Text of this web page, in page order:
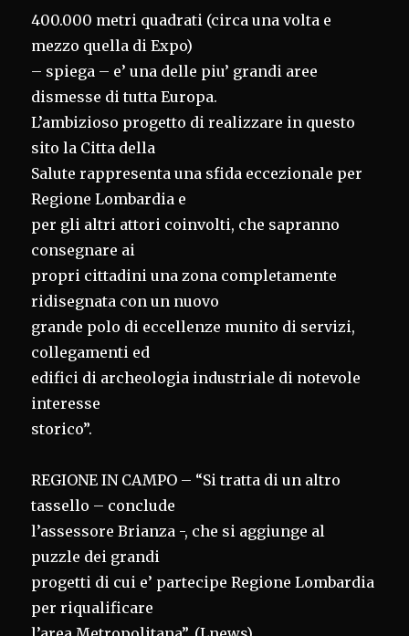
400.000 metri quadrati (circa una volta e
mezzo quella di Expo)
– spiega – e’ una delle piu’ grandi aree
dismesse di tutta Europa.
L’ambizioso progetto di realizzare in questo
sito la Citta della
Salute rappresenta una sfida eccezionale per
Regione Lombardia e
per gli altri attori coinvolti, che sapranno
consegnare ai
propri cittadini una zona completamente
ridisegnata con un nuovo
grande polo di eccellenze munito di servizi,
collegamenti ed
edifici di archeologia industriale di notevole
interesse
storico”.
REGIONE IN CAMPO – “Si tratta di un altro
tassello – conclude
l’assessore Brianza -, che si aggiunge al
puzzle dei grandi
progetti di cui e’ partecipe Regione Lombardia
per riqualificare